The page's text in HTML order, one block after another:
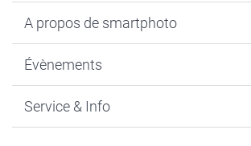
Cadeaux photo
MyNameBook
Développement photo & Tirage photo
A propos de smartphoto
Durabilité
Gestion des cookies
Évènements
Nouvel An
Service & Info